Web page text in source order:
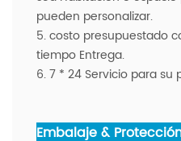
pueden personalizar.
5. costo presupuestado
tiempo Entrega.
6. 7 * 24 Servicio para
Embalaje &